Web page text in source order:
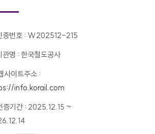
증번호 : W202512-215
관명 : 한국철도공사
사이트주소 :
info.korail.com
증기간 : 2025.12.15 ~